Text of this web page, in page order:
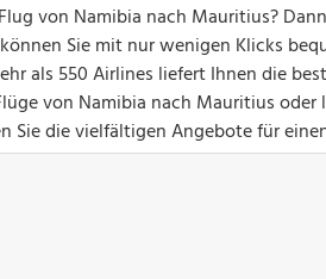
von Namibia nach Mauritius?
Sie mit nur wenigen Klicks
als 550 Airlines liefert Ihnen die
von Namibia nach Mauritius
Sie die vielfältigen Angebote für